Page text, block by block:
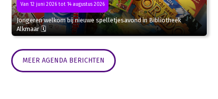
Van 12 juni 2026 tot 14 augustus 2026
Jongeren welkom bij nieuwe spelletjesavond in Bibliotheek
Alkmaar 🗓
MEER AGENDA BERICHTEN